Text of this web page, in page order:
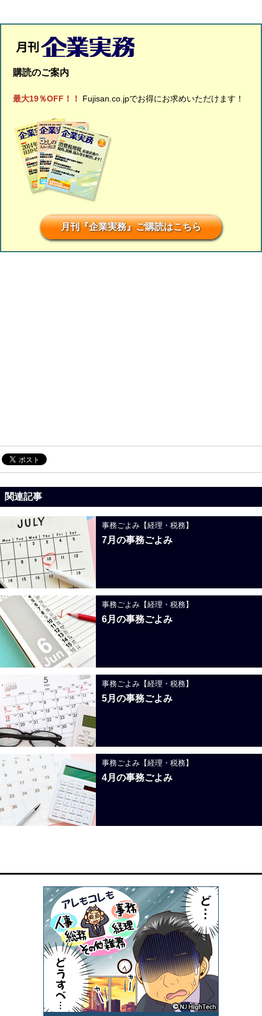
購読のご案内
最大19％OFF！！ Fujisan.co.jpでお得にお求めいただけます！
月刊『企業実務』ご購読はこちら
関連記事
事務ごよみ【経理・税務】
7月の事務ごよみ
事務ごよみ【経理・税務】
6月の事務ごよみ
事務ごよみ【経理・税務】
5月の事務ごよみ
事務ごよみ【経理・税務】
4月の事務ごよみ